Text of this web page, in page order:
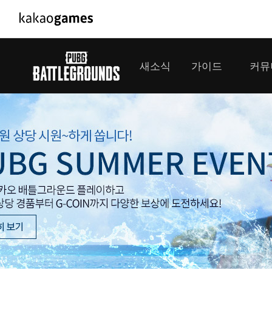
PC/모바일게임
도깨비의세계
아키에이지 워
아레스 : 라이즈 오브 가디언즈
배틀그라
패스 오브
패스 오브
모바일게임
우마무스메 프리티 더비
SMiniz
서비스
내정보
보안센터
새소식
이벤트
업데이트
대회소식
가이드 커
플레이
클랜
모집